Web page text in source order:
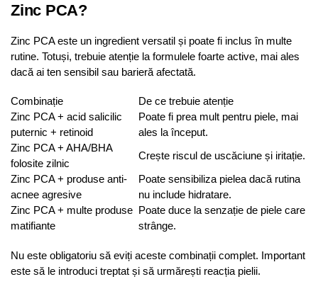
Zinc PCA?
Zinc PCA este un ingredient versatil și poate fi inclus în multe
rutine. Totuși, trebuie atenție la formulele foarte active, mai ales
dacă ai ten sensibil sau barieră afectată.
Combinație
De ce trebuie atenție
Zinc PCA + acid salicilic
puternic + retinoid
Poate fi prea mult pentru piele, mai
ales la început.
Zinc PCA + AHA/BHA
folosite zilnic
Crește riscul de uscăciune și iritație.
Zinc PCA + produse anti-
acnee agresive
Poate sensibiliza pielea dacă rutina
nu include hidratare.
Zinc PCA + multe produse
matifiante
Poate duce la senzație de piele care
strânge.
Nu este obligatoriu să eviți aceste combinații complet. Important
este să le introduci treptat și să urmărești reacția pielii.